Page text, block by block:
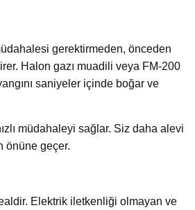
gerektirmeden, önceden
Halon gazı muadili veya FM-200
saniyeler içinde boğar ve
müdahaleyi sağlar. Siz daha alevi
önüne geçer.
Elektrik iletkenliği olmayan ve